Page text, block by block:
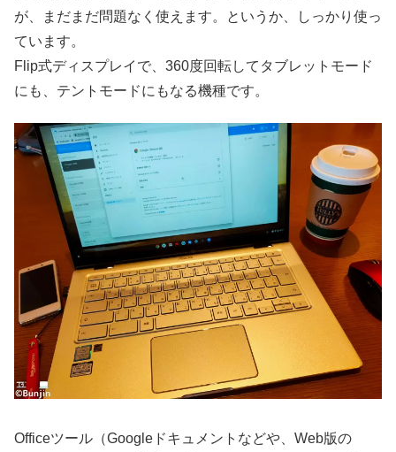
が、まだまだ問題なく使えます。というか、しっかり使っ
ています。
Flip式ディスプレイで、360度回転してタブレットモード
にも、テントモードにもなる機種です。
Officeツール（Googleドキュメントなどや、Web版の